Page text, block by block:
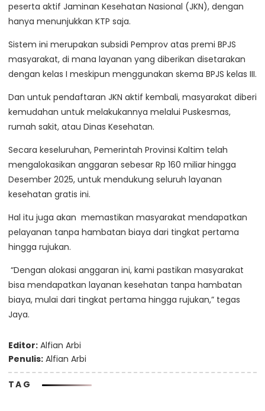
peserta aktif Jaminan Kesehatan Nasional (JKN), dengan
hanya menunjukkan KTP saja.
Sistem ini merupakan subsidi Pemprov atas premi BPJS
masyarakat, di mana layanan yang diberikan disetarakan
dengan kelas I meskipun menggunakan skema BPJS kelas III.
Dan untuk pendaftaran JKN aktif kembali, masyarakat diberi
kemudahan untuk melakukannya melalui Puskesmas,
rumah sakit, atau Dinas Kesehatan.
Secara keseluruhan, Pemerintah Provinsi Kaltim telah
mengalokasikan anggaran sebesar Rp 160 miliarhingga
Desember 2025, untuk mendukung seluruh layanan
kesehatan gratis ini.
Hal itu juga akan memastikan masyarakat mendapatkan
pelayanan tanpa hambatan biaya dari tingkat pertama
hingga rujukan.
“Dengan alokasi anggaran ini, kami pastikan masyarakat
bisa mendapatkan layanan kesehatan tanpa hambatan
biaya, mulai dari tingkat pertama hingga rujukan,” tegas
Jaya.
Editor: Alfian Arbi
Penulis: Alfian Arbi
TAG